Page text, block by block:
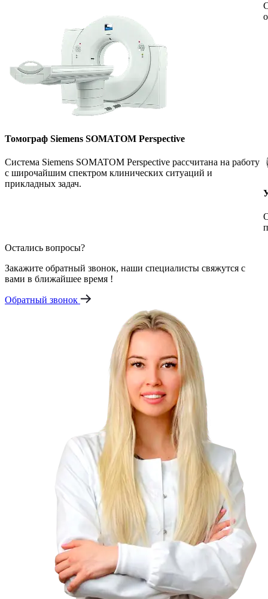
Томограф Siemens SOMATOM Perspective
Система Siemens SOMATOM Perspective рассчитана на работу
с широчайшим спектром клинических ситуаций и
прикладных задач.
Остались вопросы?
Закажите обратный звонок, наши специалисты свяжутся с
вами в ближайшее время !
Обратный звонок